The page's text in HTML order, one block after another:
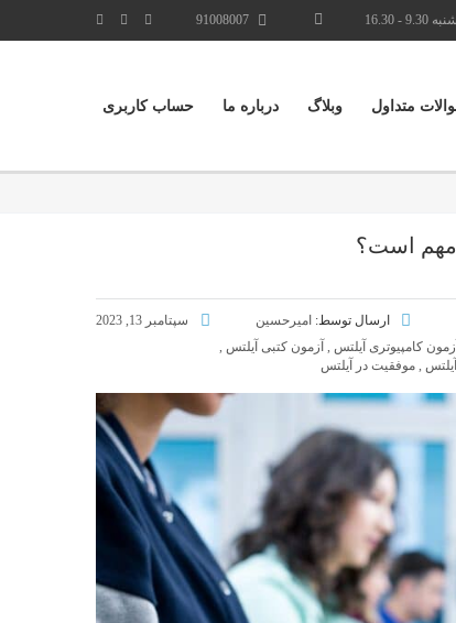
- 16.30
91008007
متداول وبلاگ درباره ما حساب کاربری
مهم است؟
سپتامبر 13, 2023 ارسال توسط: امیرحسین
آزمون کامپیوتری آیلتس , آزمون کتبی آیلتس ,
آیلتس , موفقیت در آیلتس